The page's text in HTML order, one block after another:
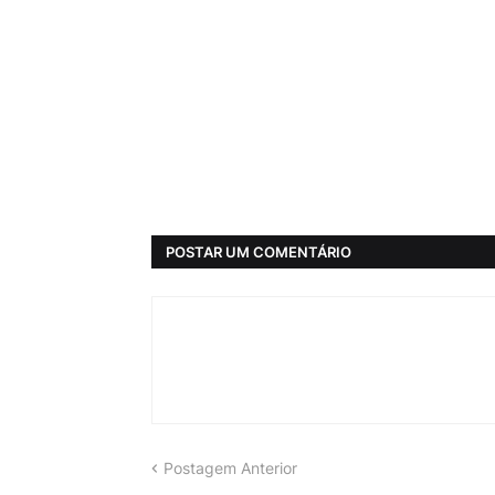
POSTAR UM COMENTÁRIO
Postagem Anterior